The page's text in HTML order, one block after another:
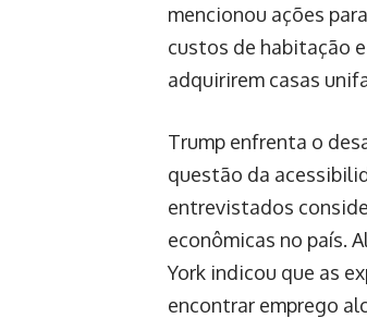
mencionou ações
custos de habitação
adquirirem casas
Trump enfrenta o
questão da
entrevistados
econômicas no país.
York indicou que as
encontrar emprego